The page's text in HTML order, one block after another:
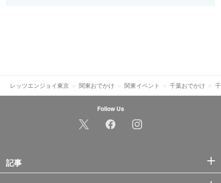
レッツエンジョイ東京 関東おでかけ 関東イベント 千葉おでかけ
Follow Us
記事